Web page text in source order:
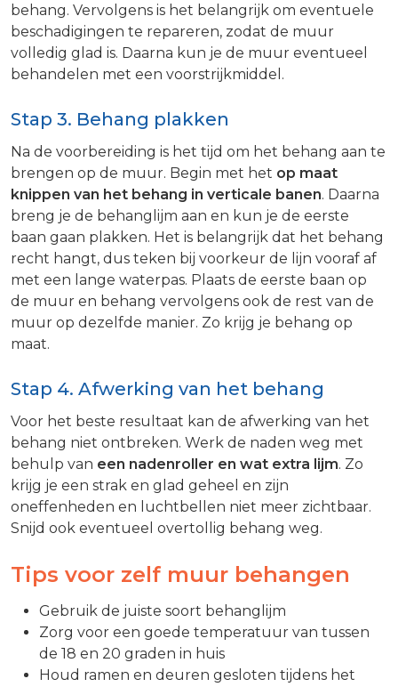
behang. Vervolgens is het belangrijk om eventuele
beschadigingen te repareren, zodat de muur
volledig glad is. Daarna kun je de muur eventueel
behandelen met een voorstrijkmiddel.
Stap 3. Behang plakken
Na de voorbereiding is het tijd om het behang aan te
brengen op de muur. Begin met het op maat
knippen van het behang in verticale banen. Daarna
breng je de behanglijm aan en kun je de eerste
baan gaan plakken. Het is belangrijk dat het behang
recht hangt, dus teken bij voorkeur de lijn vooraf af
met een lange waterpas. Plaats de eerste baan op
de muur en behang vervolgens ook de rest van de
muur op dezelfde manier. Zo krijg je behang op
maat.
Stap 4. Afwerking van het behang
Voor het beste resultaat kan de afwerking van het
behang niet ontbreken. Werk de naden weg met
behulp van een nadenroller en wat extra lijm. Zo
krijg je een strak en glad geheel en zijn
oneffenheden en luchtbellen niet meer zichtbaar.
Snijd ook eventueel overtollig behang weg.
Tips voor zelf muur behangen
Gebruik de juiste soort behanglijm
Zorg voor een goede temperatuur van tussen
de 18 en 20 graden in huis
Houd ramen en deuren gesloten tijdens het